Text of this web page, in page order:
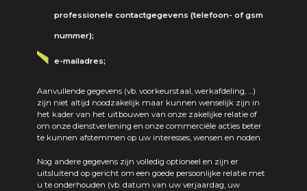
professionele contactgegevens (telefoon- of gsm
nummer);
e-mailadres;
Aanvullende gegevens (vb. voorkeurstaal, werkafdeling, …)
zijn niet altijd noodzakelijk maar kunnen wenselijk zijn in
het kader van het uitbouwen van onze zakelijke relatie of
om onze dienstverlening en onze commerciële acties beter
te kunnen afstemmen op uw interesses, wensen en noden.
Nog andere gegevens zijn volledig optioneel en zijn er
uitsluitend op gericht om een goede persoonlijke relatie met
u te onderhouden (vb. datum van uw verjaardag, uw